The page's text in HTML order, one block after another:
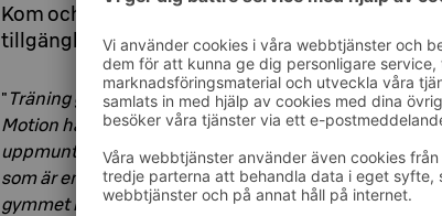
Kom och träna när det bäst passar dig. För
tillgängligt mellan kl. 6-22 varje dag!
" Träning ger energi och glädje och därför ville jag
Motion har alltid legat mig varmt om hjärtat och jag vill
uppmuntra andra att motionera. Vårt mål var att få ett
som är enkelt att besöka, även om du är nybörjare. I
gymmet kan du köra riktigt tunga pass, men du kan